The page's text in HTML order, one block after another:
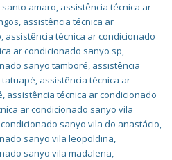
amaro, assistência técnica ar
, assistência técnica ar
, assistência técnica ar condicionado
ar condicionado sanyo sp,
sanyo tamboré, assistência
tatuapé, assistência técnica ar
, assistência técnica ar condicionado
ar condicionado sanyo vila
sanyo vila do anastácio,
sanyo vila leopoldina,
sanyo vila madalena,